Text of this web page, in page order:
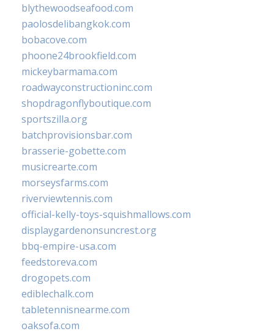
blythewoodseafood.com
paolosdelibangkok.com
bobacove.com
phoone24brookfield.com
mickeybarmama.com
roadwayconstructioninc.com
shopdragonflyboutique.com
sportszilla.org
batchprovisionsbar.com
brasserie-gobette.com
musicrearte.com
morseysfarms.com
riverviewtennis.com
official-kelly-toys-squishmallows.com
displaygardenonsuncrest.org
bbq-empire-usa.com
feedstoreva.com
drogopets.com
ediblechalk.com
tabletennisnearme.com
oaksofa.com